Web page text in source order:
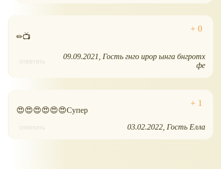
✏📺
ответить
09.09.2021
Гость гнго ирор ынга бнгротх
фе
😍😍😍😍😍😍Супер
ответить 03.02.2022 Гость Елла